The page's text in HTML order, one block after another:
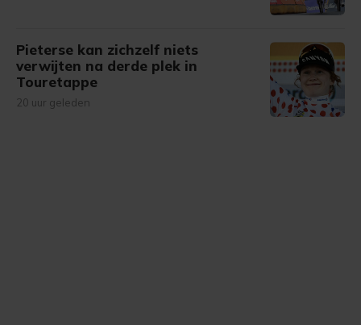
Pieterse kan zichzelf niets
verwijten na derde plek in
Touretappe
20 uur geleden